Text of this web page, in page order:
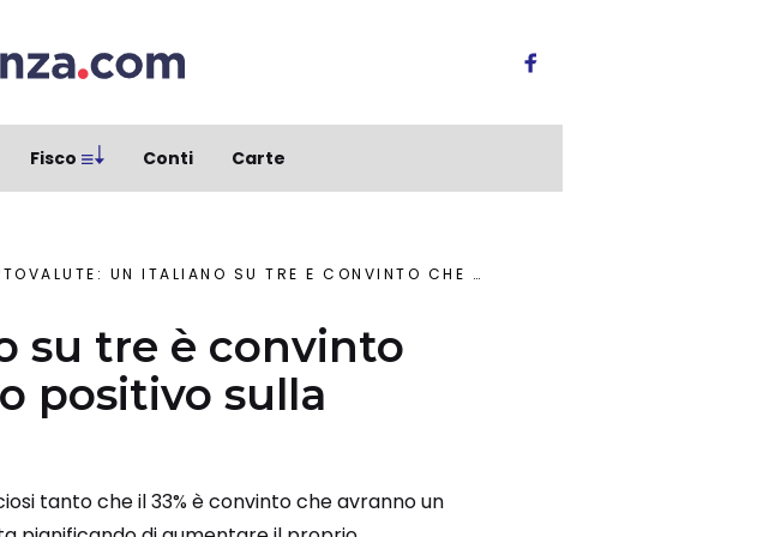
Fisco Conti Carte
UN ITALIANO SU TRE È CONVINTO CHE AVRANNO UN IMPATTO POSITIVO SULLA SOCIETÀ
su tre è convinto
positivo sulla
tanto che il 33% è convinto che avranno un